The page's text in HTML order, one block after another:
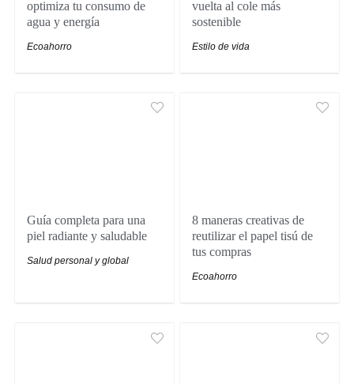
optimiza tu consumo de
agua y energía
Ecoahorro
vuelta al cole más
sostenible
Estilo de vida
Guía completa para una
piel radiante y saludable
Salud personal y global
8 maneras creativas de
reutilizar el papel tisú de
tus compras
Ecoahorro